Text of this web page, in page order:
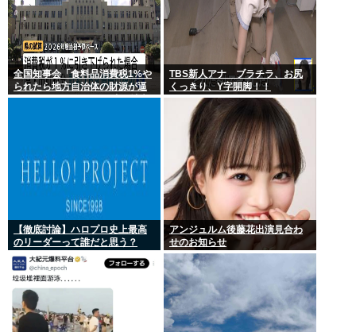
全国知事会「食料品消費税1%や
られたら地方自治体の財源が逼
迫してしまう 」…この流れ地方
TBS新人アナ ブラチラ、お尻
くっきり、Y字開脚！！
【徹底討論】ハロプロ史上最高
のリーダーって誰だと思う？
アンジュルム後藤花出演見合わ
せのお知らせ